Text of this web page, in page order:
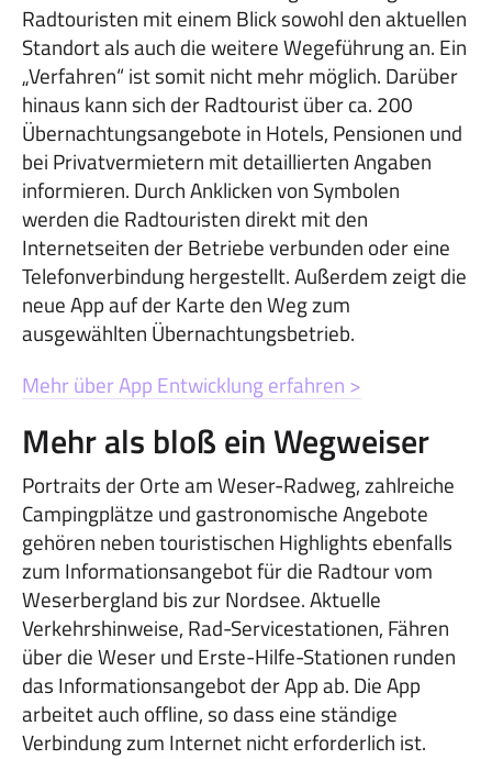
Radtouristen mit einem Blick sowohl den aktuellen
Standort als auch die weitere Wegeführung an. Ein
„Verfahren“ ist somit nicht mehr möglich. Darüber
hinaus kann sich der Radtourist über ca. 200
Übernachtungsangebote in Hotels, Pensionen und
bei Privatvermietern mit detaillierten Angaben
informieren. Durch Anklicken von Symbolen
werden die Radtouristen direkt mit den
Internetseiten der Betriebe verbunden oder eine
Telefonverbindung hergestellt. Außerdem zeigt die
neue App auf der Karte den Weg zum
ausgewählten Übernachtungsbetrieb.
Mehr über App Entwicklungerfahren >
Mehr als bloß ein Wegweiser
Portraits der Orte am Weser-Radweg, zahlreiche
Campingplätze und gastronomische Angebote
gehören neben touristischen Highlights ebenfalls
zum Informationsangebot für die Radtour vom
Weserbergland bis zur Nordsee. Aktuelle
Verkehrshinweise, Rad-Servicestationen, Fähren
über die Weser und Erste-Hilfe-Stationen runden
das Informationsangebot der App ab. Die App
arbeitet auch offline, so dass eine ständige
Verbindung zum Internet nicht erforderlich ist.